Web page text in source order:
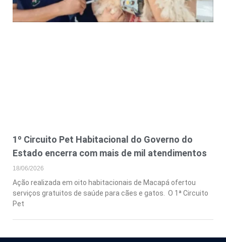
1º Circuito Pet Habitacional do Governo do
Estado encerra com mais de mil atendimentos
18/06/2026
Ação realizada em oito habitacionais de Macapá ofertou
serviços gratuitos de saúde para cães e gatos. O 1ª Circuito
Pet